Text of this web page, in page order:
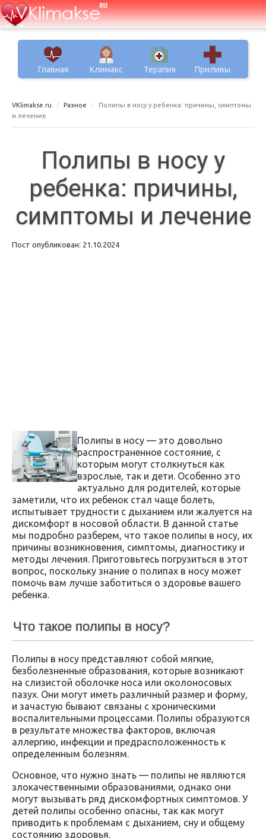
Главная Климакс Терапия Приливы
VKlimakse.ru Разное
Полипы в носу у ребенка: причины, симптомы
и лечение
Полипы в носу у
ребенка: причины,
симптомы и лечение
Пост опубликован: 21.10.2024
Полипы в носу — это довольно
распространенное состояние, с
которым могут столкнуться как
взрослые, так и дети. Особенно это
актуально для родителей, которые
заметили, что их ребенок стал чаще болеть,
испытывает трудности с дыханием или жалуется на
дискомфорт в носовой области. В данной статье
мы подробно разберем, что такое полипы в носу, их
причины возникновения, симптомы, диагностику и
методы лечения. Приготовьтесь погрузиться в этот
вопрос, поскольку знание о полипах в носу может
помочь вам лучше заботиться о здоровье вашего
ребенка.
Что такое полипы в носу?
Полипы в носу представляют собой мягкие,
безболезненные образования, которые возникают
на слизистой оболочке носа или околоносовых
пазух. Они могут иметь различный размер и форму,
и зачастую бывают связаны с хроническими
воспалительными процессами. Полипы образуются
в результате множества факторов, включая
аллергию, инфекции и предрасположенность к
определенным болезням.
Основное, что нужно знать — полипы не являются
злокачественными образованиями, однако они
могут вызывать ряд дискомфортных симптомов. У
детей полипы особенно опасны, так как могут
приводить к проблемам с дыханием, сну и общему
состоянию здоровья.